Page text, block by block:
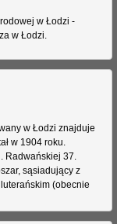
w Łodzi -
w Łodzi.
w Łodzi znajduje
w 1904 roku.
Radwańskiej 37.
sąsiadujący z
(obecnie